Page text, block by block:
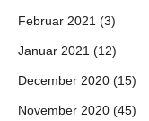
Februar 2021 (3)
Januar 2021 (12)
December 2020 (15)
November 2020 (45)